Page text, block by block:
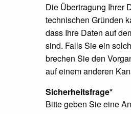
Die Übertragung Ihrer
technischen Gründen
dass Ihre Daten auf
sind. Falls Sie ein
brechen Sie den
auf einem anderen
Sicherheitsfrage*
Bitte geben Sie eine